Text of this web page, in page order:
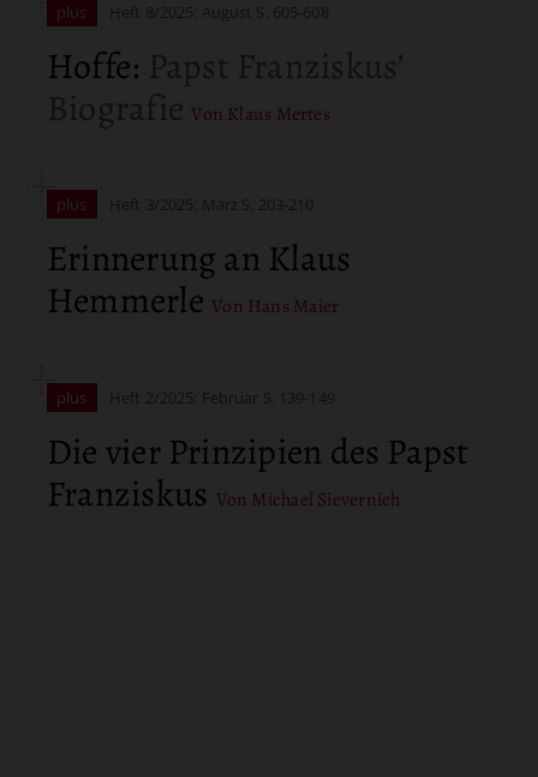
plus Heft 8/2025: August S. 605-608
Hoffe:
Von Klaus Mertes
plus Heft 3/2025: März S. 203-210
Erinnerung an Klaus
Hemmerle Von Hans Maier
plus Heft 2/2025: Februar S. 139-149
Die vier Prinzipien des Papst
Franziskus Von Michael Sievernich